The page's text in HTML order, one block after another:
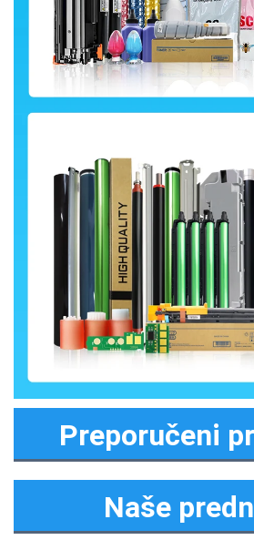
Preporučeni
Naše